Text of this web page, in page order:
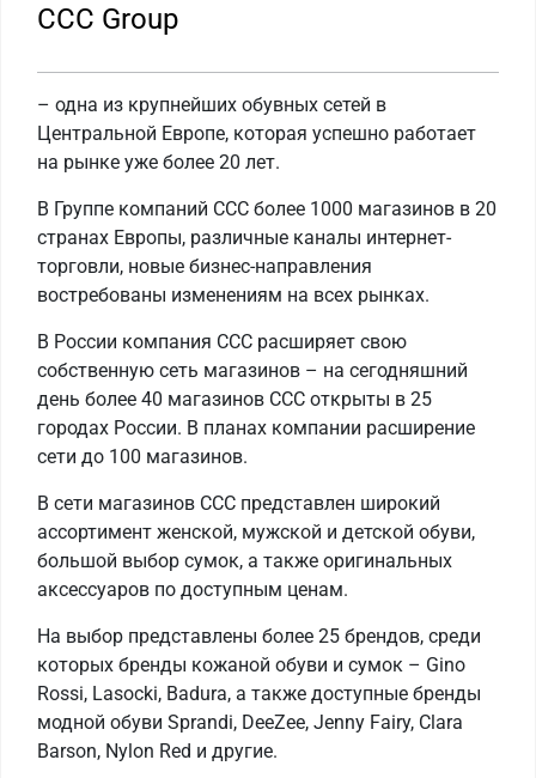
CCC Group
– одна из крупнейших обувных сетей в
Центральной Европе, которая успешно работает
на рынке уже более 20 лет.
В Группе компаний ССС более 1000 магазинов в 20
странах Европы, различные каналы интернет-
торговли, новые бизнес-направления
востребованы изменениям на всех рынках.
В России компания CCC расширяет свою
собственную сеть магазинов – на сегодняшний
день более 40 магазинов ССС открыты в 25
городах России. В планах компании расширение
сети до 100 магазинов.
В сети магазинов CCC представлен широкий
ассортимент женской, мужской и детской обуви,
большой выбор сумок, а также оригинальных
аксессуаров по доступным ценам.
На выбор представлены более 25 брендов, среди
которых бренды кожаной обуви и сумок – Gino
Rossi, Lasocki, Badura, а также доступные бренды
модной обуви Sprandi, DeeZee, Jenny Fairy, Clara
Barson, Nylon Red и другие.